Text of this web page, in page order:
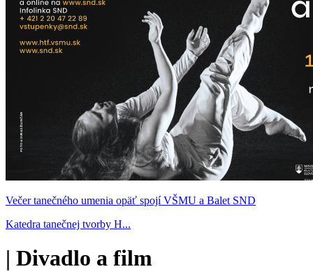
Večer tanečného umenia opäť spojí VŠMU a Balet SND
Katedra tanečnej tvorby H...
| Divadlo a film